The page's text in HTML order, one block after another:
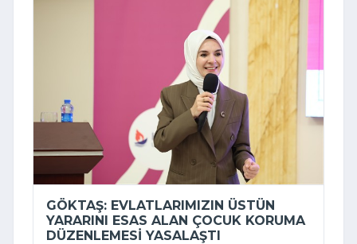
GÖKTAŞ: EVLATLARIMIZIN ÜSTÜN
YARARINI ESAS ALAN ÇOCUK KORUMA
DÜZENLEMESI YASALAŞTI